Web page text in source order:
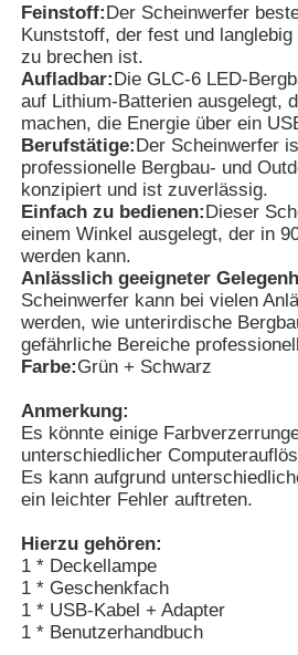
Produkte
VR Show
Über uns
Fabrik Tour
Qualitätskontrolle
Referenzen
LED-Bergbauleuchten
Kabellose Bergbaukappenlampe
Feinstoff:Der Scheinwerfer
Kunststoff, der fest und
zu brechen ist.
Aufladbar:Die GLC-6 LED-
auf Lithium-Batterien ausgelegt,
machen, die Energie über ein
Berufstätige:Der Scheinwerfer
professionelle Bergbau- und
konzipiert und ist zuverlässig.
Einfach zu bedienen:Dieser
einem Winkel ausgelegt, der in
werden kann.
Anlässlich geeigneter
Scheinwerfer kann bei vielen
werden, wie unterirdische
gefährliche Bereiche
Farbe:Grün + Schwarz
Anmerkung:
Es könnte einige
unterschiedlicher
Es kann aufgrund
ein leichter Fehler auftreten.
Hierzu gehören:
1 * Deckellampe
1 * Geschenkfach
1 * USB-Kabel + Adapter
1 * Benutzerhandbuch